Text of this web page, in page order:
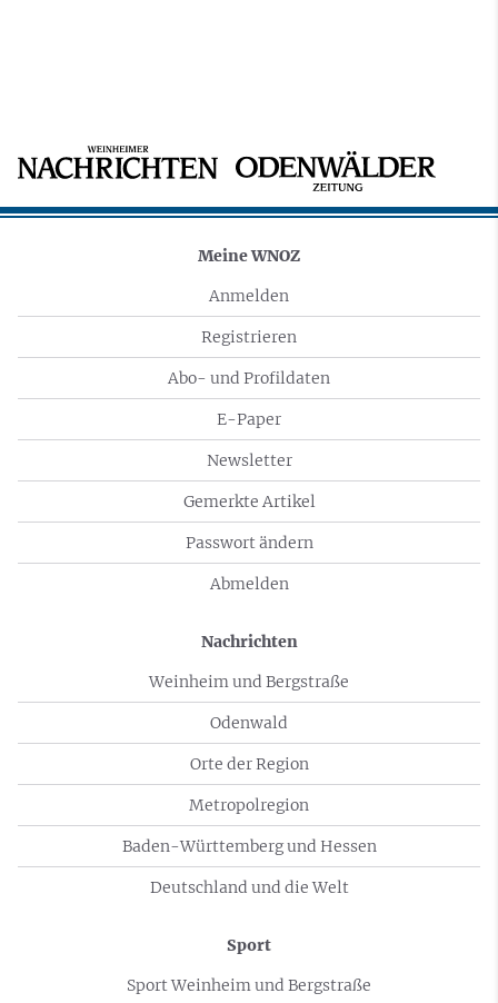
Meine WNOZ
Anmelden
Registrieren
Abo- und Profildaten
E-Paper
Newsletter
Gemerkte Artikel
Passwort ändern
Abmelden
Nachrichten
Weinheim und Bergstraße
Odenwald
Orte der Region
Metropolregion
Baden-Württemberg und Hessen
Deutschland und die Welt
Sport
Sport Weinheim und Bergstraße